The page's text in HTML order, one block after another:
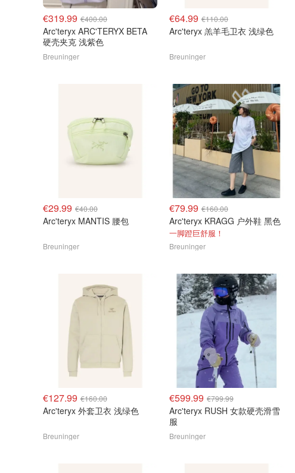
€319.99 €400.00
Arc'teryx ARC'TERYX BETA
硬壳夹克 浅紫色
Breuninger
€64.99 €110.00
Arc'teryx 羔羊毛卫衣 浅绿色
Breuninger
€29.99 €40.00
Arc'teryx MANTIS 腰包
Breuninger
€79.99 €160.00
Arc'teryx KRAGG 户外鞋 黑色
一脚蹬巨舒服！
Breuninger
€127.99 €160.00
Arc'teryx 外套卫衣 浅绿色
Breuninger
€599.99 €799.99
Arc'teryx RUSH 女款硬壳滑雪
服
Breuninger